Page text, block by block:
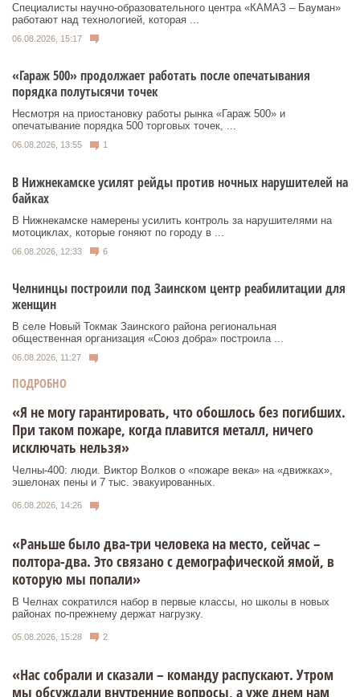
Специалисты научно-образовательного центра «КАМАЗ – Бауман»
работают над технологией, которая ...
06.08.2026, 15:17
«Гараж 500» продолжает работать после опечатывания
порядка полутысячи точек
Несмотря на приостановку работы рынка «Гараж 500» и
опечатывание порядка 500 торговых точек, ...
06.08.2026, 13:55 1
В Нижнекамске усилят рейды против ночных нарушителей на
байках
В Нижнекамске намерены усилить контроль за нарушителями на
мотоциклах, которые гоняют по городу в ...
06.08.2026, 12:33 6
Челнинцы построили под Заинском центр реабилитации для
женщин
В селе Новый Токмак Заинского района региональная
общественная организация «Союз добра» построила ...
06.08.2026, 11:27
ПОДРОБНО
«Я не могу гарантировать, что обошлось без погибших.
При таком пожаре, когда плавится металл, ничего
исключать нельзя»
Челны-400: люди. Виктор Волков о «пожаре века» на «движках»,
эшелонах пены и 7 тыс. эвакуированных.
06.08.2026, 14:26
«Раньше было два-три человека на место, сейчас –
полтора-два. Это связано с демографической ямой, в
которую мы попали»
В Челнах сократился набор в первые классы, но школы в новых
районах по-прежнему держат нагрузку.
05.08.2026, 15:28 2
«Нас собрали и сказали – команду распускают. Утром
мы обсуждали внутренние вопросы, а уже днем нам